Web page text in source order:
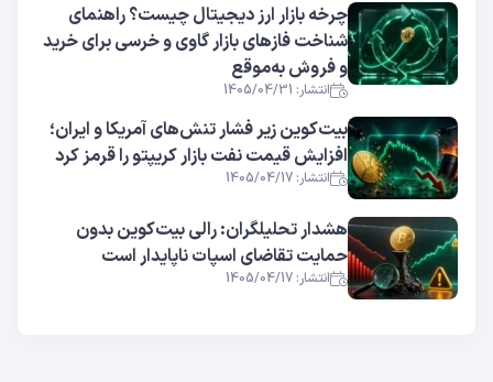
چرخه بازار ارز دیجیتال چیست؟ راهنمای
شناخت فازهای بازار گاوی و خرسی برای خرید
و فروش به‌موقع
انتشار: 1405/04/31
بیت‌کوین زیر فشار تنش‌های آمریکا و ایران؛
افزایش قیمت نفت بازار کریپتو را قرمز کرد
انتشار: 1405/04/17
هشدار تحلیلگران: رالی بیت‌کوین بدون
حمایت تقاضای اسپات ناپایدار است
انتشار: 1405/04/17